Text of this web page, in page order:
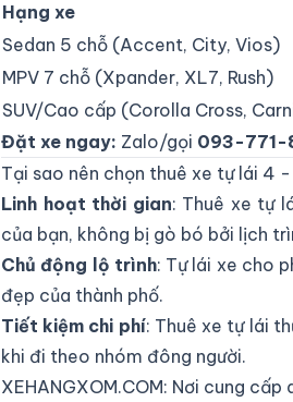
Hạng xe
Sedan 5 chỗ (Accent, City, Vios)
MPV 7 chỗ (Xpander, XL7, Rush)
SUV/Cao cấp (Corolla Cross,
Đặt xe ngay: Zalo/gọi 093-771-
Tại sao nên chọn thuê xe tự lái 4
Linh hoạt thời gian: Thuê xe tự
của bạn, không bị gò bó bởi lịch
Chủ động lộ trình: Tự lái xe cho
đẹp của thành phố.
Tiết kiệm chi phí: Thuê xe tự lái
khi đi theo nhóm đông người.
XEHANGXOM.COM: Nơi cung